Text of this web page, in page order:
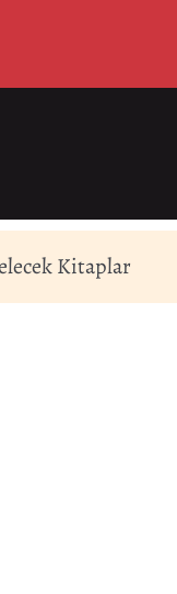
Kitaplar